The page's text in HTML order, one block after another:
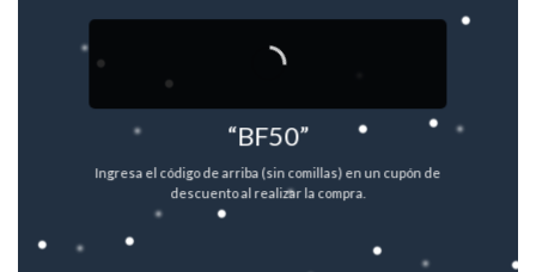
“BF50”
Ingresa el código de arriba (sin comillas) en un cupón de
descuento al realizar la compra.